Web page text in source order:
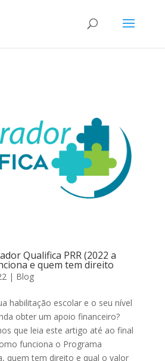
Qualifica PRR (2022 a
e quem tem direito
| Blog
habilitação escolar e o seu nível
obter um apoio financeiro?
que leia este artigo até ao final
funciona o Programa
quem tem direito e qual o valor